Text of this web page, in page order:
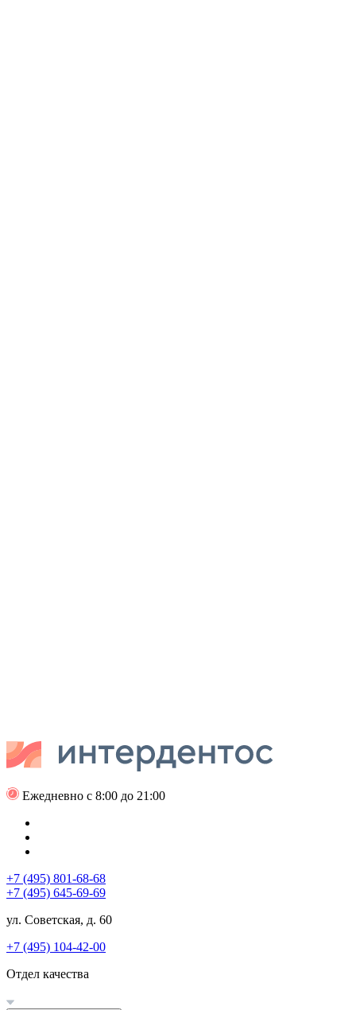
Ежедневно с 8:00 до 21:00
+7 (495) 801-68-68
+7 (495) 645-69-69
ул. Советская, д. 60
+7 (495) 104-42-00
Отдел качества